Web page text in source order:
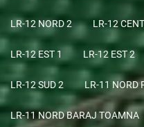
LR-12 NORD 2 LR-12
LR-12 EST 1 LR-12 EST 2
LR-12 SUD 2 LR-11 NORD
LR-11 NORD BARAJ TOAMNA